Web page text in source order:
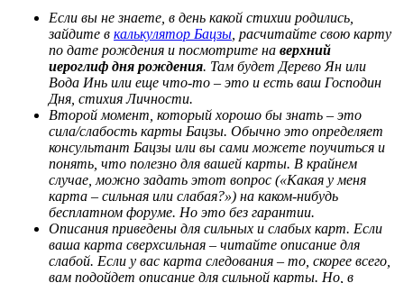
Если вы не знаете, в день какой стихии родились,
зайдите в калькулятор Бацзы , расчитайте свою карту
по дате рождения и посмотрите на верхний
иероглиф дня рождения. Там будет Дерево Ян или
Вода Инь или еще что-то – это и есть ваш Господин
Дня, стихия Личности.
Второй момент, который хорошо бы знать – это
сила/слабость карты Бацзы. Обычно это определяет
консультант Бацзы или вы сами можете поучиться и
понять, что полезно для вашей карты. В крайнем
случае, можно задать этот вопрос («Какая у меня
карта – сильная или слабая?») на каком-нибудь
бесплатном форуме. Но это без гарантии.
Описания приведены для сильных и слабых карт. Если
ваша карта сверхсильная – читайте описание для
слабой. Если у вас карта следования – то, скорее всего,
вам подойдет описание для сильной карты. Но, в